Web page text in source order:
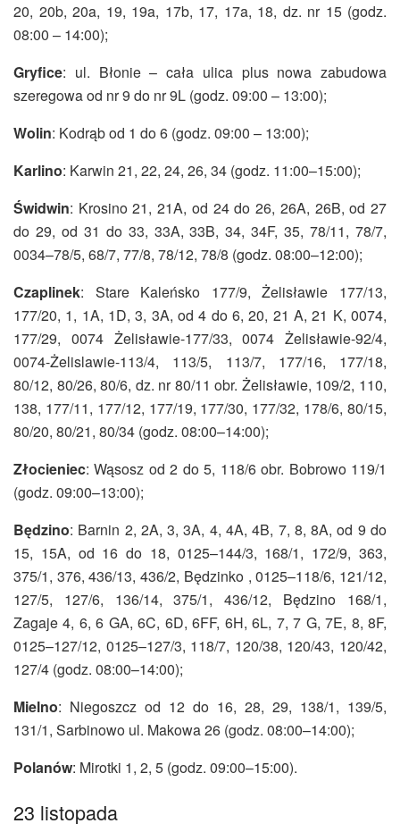
20, 20b, 20a, 19, 19a, 17b, 17, 17a, 18, dz. nr 15 (godz.
08:00 – 14:00);
Gryfice: ul. Błonie – cała ulica plus nowa zabudowa
szeregowa od nr 9 do nr 9L (godz. 09:00 – 13:00);
Wolin: Kodrąb od 1 do 6 (godz. 09:00 – 13:00);
Karlino: Karwin 21, 22, 24, 26, 34 (godz. 11:00–15:00);
Świdwin: Krosino 21, 21A, od 24 do 26, 26A, 26B, od 27
do 29, od 31 do 33, 33A, 33B, 34, 34F, 35, 78/11, 78/7,
0034–78/5, 68/7, 77/8, 78/12, 78/8 (godz. 08:00–12:00);
Czaplinek: Stare Kaleńsko 177/9, Żelisławie 177/13,
177/20, 1, 1A, 1D, 3, 3A, od 4 do 6, 20, 21 A, 21 K, 0074,
177/29, 0074 Żelisławie-177/33, 0074 Żelisławie-92/4,
0074-Żelislawie-113/4, 113/5, 113/7, 177/16, 177/18,
80/12, 80/26, 80/6, dz. nr 80/11 obr. Żelisławie, 109/2, 110,
138, 177/11, 177/12, 177/19, 177/30, 177/32, 178/6, 80/15,
80/20, 80/21, 80/34 (godz. 08:00–14:00);
Złocieniec: Wąsosz od 2 do 5, 118/6 obr. Bobrowo 119/1
(godz. 09:00–13:00);
Będzino: Barnin 2, 2A, 3, 3A, 4, 4A, 4B, 7, 8, 8A, od 9 do
15, 15A, od 16 do 18, 0125–144/3, 168/1, 172/9, 363,
375/1, 376, 436/13, 436/2, Będzinko , 0125–118/6, 121/12,
127/5, 127/6, 136/14, 375/1, 436/12, Będzino 168/1,
Zagaje 4, 6, 6 GA, 6C, 6D, 6FF, 6H, 6L, 7, 7 G, 7E, 8, 8F,
0125–127/12, 0125–127/3, 118/7, 120/38, 120/43, 120/42,
127/4 (godz. 08:00–14:00);
Mielno: Niegoszcz od 12 do 16, 28, 29, 138/1, 139/5,
131/1, Sarbinowo ul. Makowa 26 (godz. 08:00–14:00);
Polanów: Mirotki 1, 2, 5 (godz. 09:00–15:00).
23 listopada